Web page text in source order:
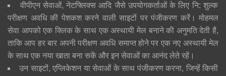
वीपीएन सेवाओं, नेटफ्लिक्स आदि जैसे उपयोगकर्ताओं के लिए नि: शुल्क
परीक्षण अवधि की पेशकश करने वाली साइटों पर पंजीकरण करें। मोहमल
सेवा आपको एक क्लिक के साथ एक अस्थायी मेल बनाने की अनुमति देती है,
ताकि आप हर बार अपनी परीक्षण अवधि समाप्त होने पर एक नए अस्थायी मेल
के साथ एक नया खाता बना सकें और इन सेवाओं का आनंद लेते रहें।
उन साइटों, एप्लिकेशन या सेवाओं के साथ पंजीकरण करना, जिन्हें किसी